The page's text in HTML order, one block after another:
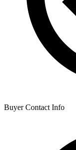
Buyer Contact Info